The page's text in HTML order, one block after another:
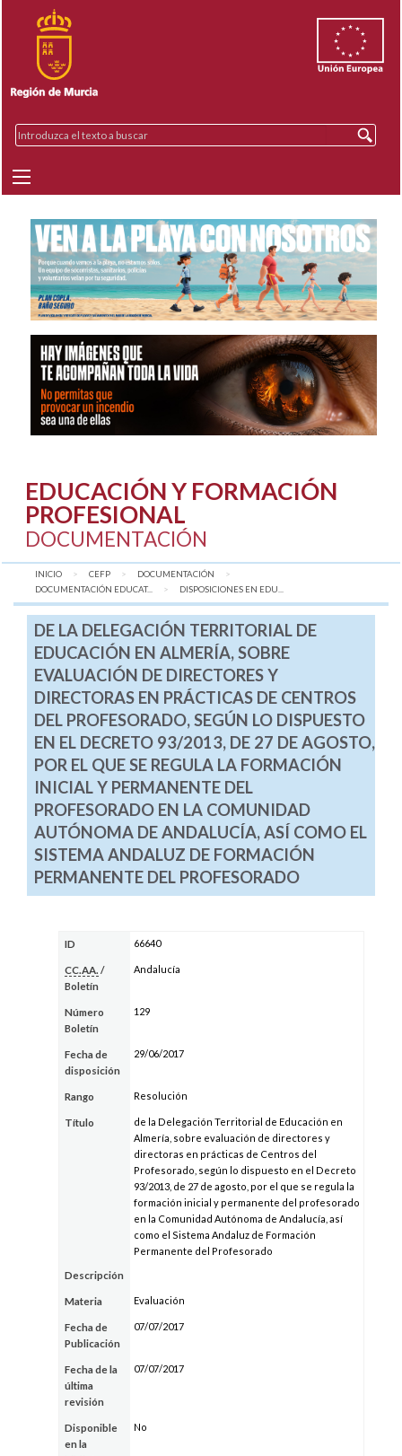
EDUCACIÓN Y FORMACIÓN
PROFESIONAL
DOCUMENTACIÓN
INICIO CEFP
DOCUMENTACIÓN
DOCUMENTACIÓN EDUCAT...
AQUÍ:
DISPOSICIONES EN EDU...
DE LA DELEGACIÓN TERRITORIAL DE
EDUCACIÓN EN ALMERÍA, SOBRE
EVALUACIÓN DE DIRECTORES Y
DIRECTORAS EN PRÁCTICAS DE CENTROS
DEL PROFESORADO, SEGÚN LO DISPUESTO
EN EL DECRETO 93/2013, DE 27 DE AGOSTO,
POR EL QUE SE REGULA LA FORMACIÓN
INICIAL Y PERMANENTE DEL
PROFESORADO EN LA COMUNIDAD
AUTÓNOMA DE ANDALUCÍA, ASÍ COMO EL
SISTEMA ANDALUZ DE FORMACIÓN
PERMANENTE DEL PROFESORADO
ID 66640
CC.AA. /
Boletín
Andalucía
Número
Boletín
129
Fecha de
disposición
29/06/2017
Rango Resolución
Título
de la Delegación Territorial de Educación en
Almería, sobre evaluación de directores y
directoras en prácticas de Centros del
Profesorado, según lo dispuesto en el Decreto
93/2013, de 27 de agosto, por el que se regula la
formación inicial y permanente del profesorado
en la Comunidad Autónoma de Andalucía, así
como el Sistema Andaluz de Formación
Permanente del Profesorado
Descripción
Materia Evaluación
Fecha de
Publicación
07/07/2017
Fecha de la
última
revisión
07/07/2017
Disponible
en la
No